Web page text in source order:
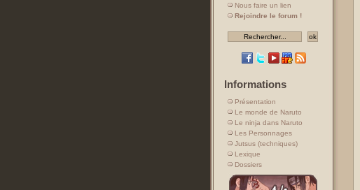
Nous faire un lien
Rejoindre le forum !
Informations
Présentation
Le monde de Naruto
Le ninja dans Naruto
Les Personnages
Jutsus (techniques)
Lexique
Dossiers